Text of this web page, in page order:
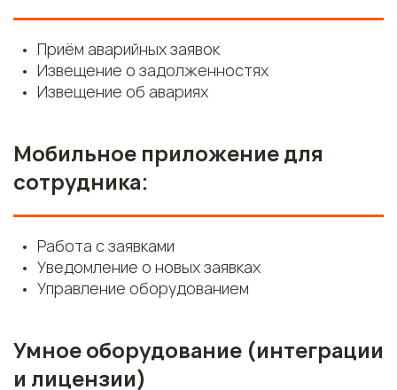
Приём аварийных заявок
Извещение о задолженностях
Извещение об авариях
Мобильное приложение для
сотрудника:
Работа с заявками
Уведомление о новых заявках
Управление оборудованием
Умное оборудование (интеграции
и лицензии)